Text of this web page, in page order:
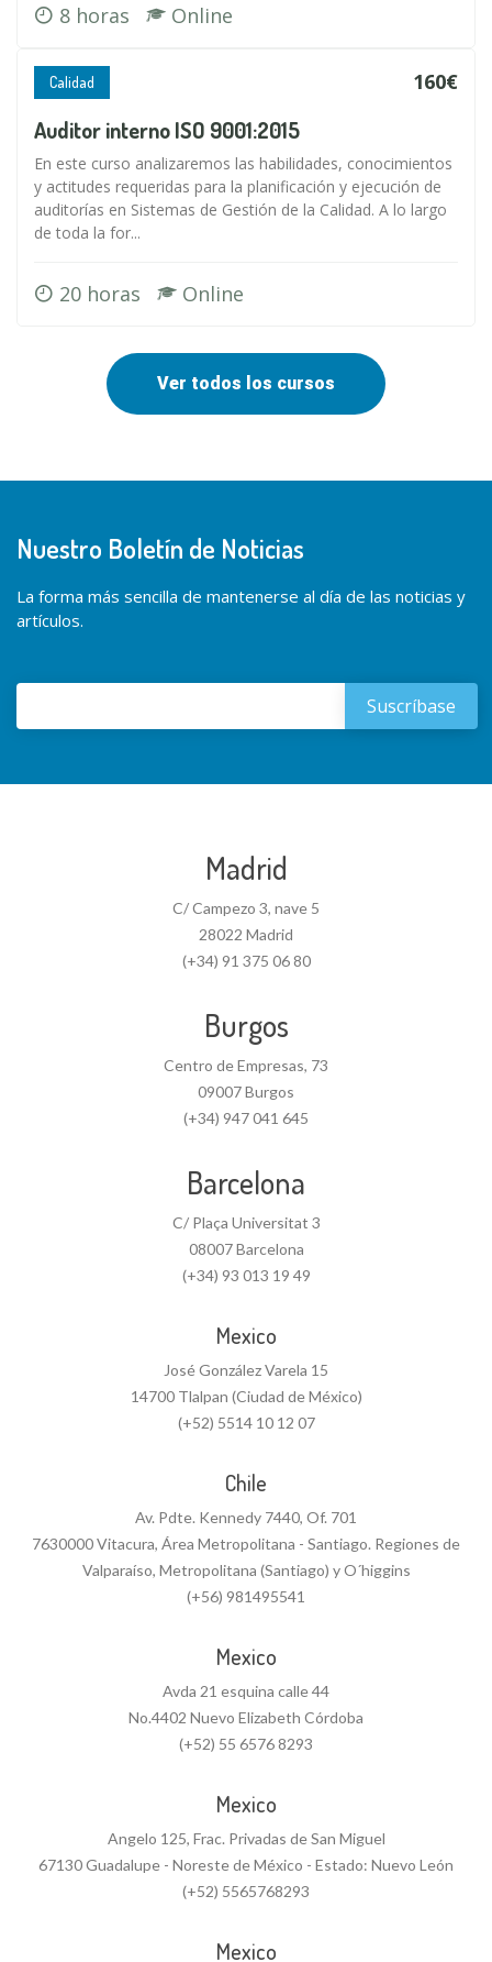
8 horas Online
Calidad 160€
Auditor interno ISO 9001:2015
En este curso analizaremos las habilidades, conocimientos
y actitudes requeridas para la planificación y ejecución de
auditorías en Sistemas de Gestión de la Calidad. A lo largo
de toda la for...
20 horas Online
Ver todos los cursos
Nuestro Boletín de Noticias
La forma más sencilla de mantenerse al día de las noticias y
artículos.
Madrid
C/ Campezo 3, nave 5
28022 Madrid
(+34) 91 375 06 80
Burgos
Centro de Empresas, 73
09007 Burgos
(+34) 947 041 645
Barcelona
C/ Plaça Universitat 3
08007 Barcelona
(+34) 93 013 19 49
Mexico
José González Varela 15
14700 Tlalpan (Ciudad de México)
(+52) 5514 10 12 07
Chile
Av. Pdte. Kennedy 7440, Of. 701
7630000 Vitacura, Área Metropolitana - Santiago. Regiones de
Valparaíso, Metropolitana (Santiago) y O´higgins
(+56) 981495541
Mexico
Avda 21 esquina calle 44
No.4402 Nuevo Elizabeth Córdoba
(+52) 55 6576 8293
Mexico
Angelo 125, Frac. Privadas de San Miguel
67130 Guadalupe - Noreste de México - Estado: Nuevo León
(+52) 5565768293
Mexico